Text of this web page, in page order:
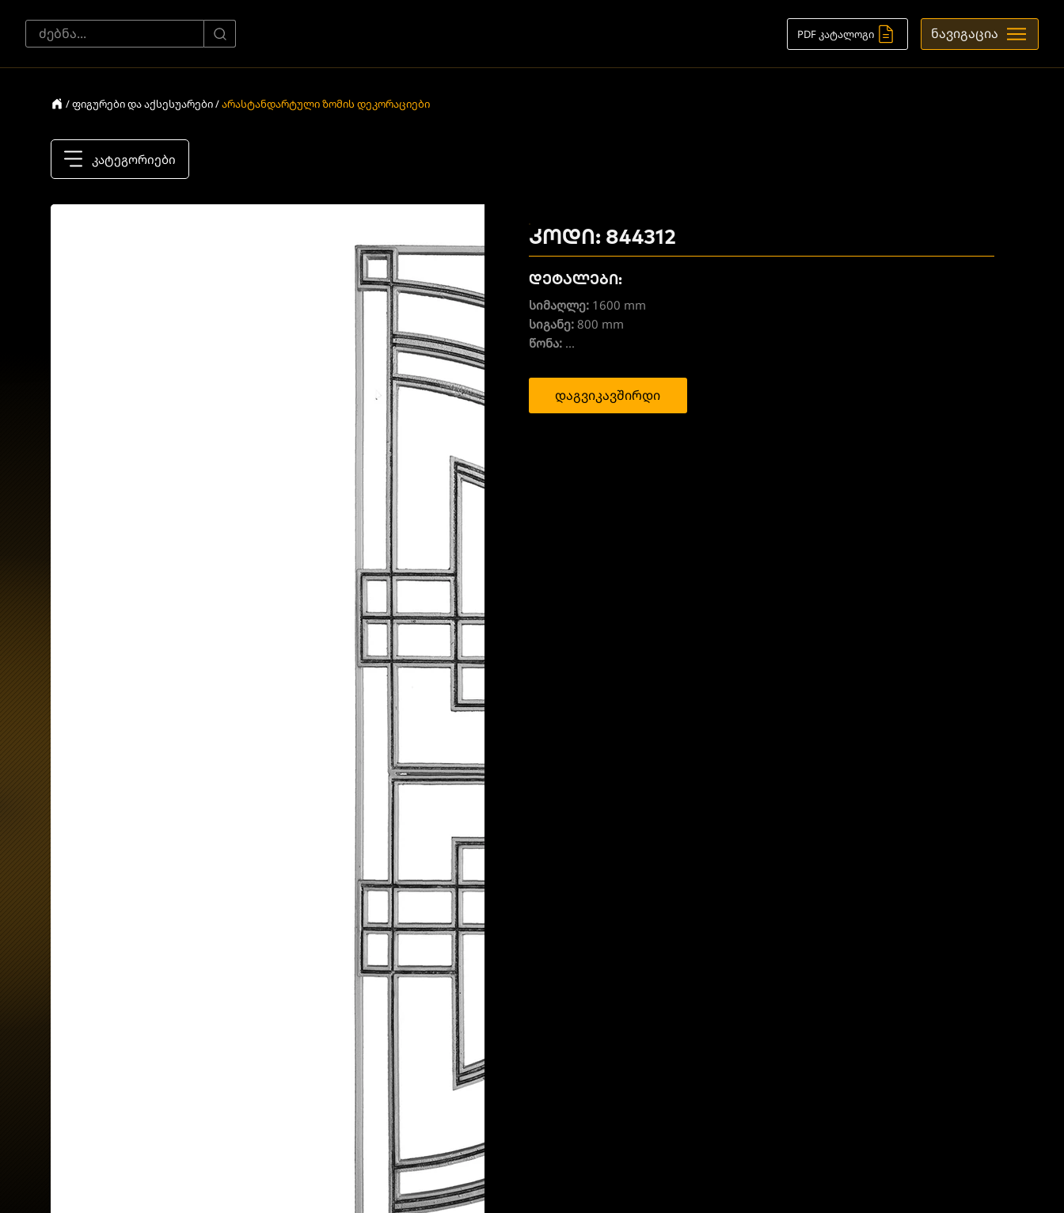
PDF კატალოგი ნავიგაცია
/ ფიგურები და აქსესუარები /არასტანდარტული ზომის დეკორაციები
კატეგორიები
კოდი: 844312
დეტალები:
სიმაღლე:1600 mm
სიგანე:800 mm
წონა:...
დაგვიკავშირდი